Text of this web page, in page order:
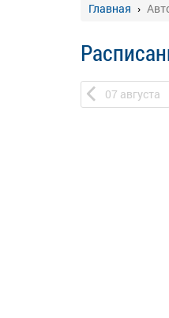
Главная
07 августа